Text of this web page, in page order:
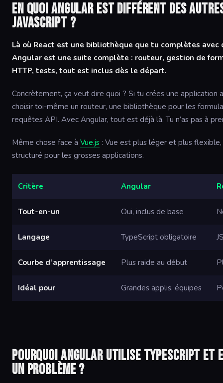
En quoi Angular est différent des
JavaScript ?
Là où React est une bibliothèque que tu complètes avec
Angular est une suite complète : routeur, gestion de
HTTP, tests, tout est inclus dès le départ.
Concrètement, ça veut dire quoi ? Si tu crées une application
choisir toi-même un routeur, une bibliothèque pour les
requêtes API. Avec Angular, tout est déjà là. Tu n’as pas à
Même chose face à Vue.js : Vue est plus léger et plus
structuré pour les grosses applications.
Critère Angular
Tout-en-un Oui, inclus de base
Langage TypeScript obligatoire
Courbe d’apprentissage Plus raide au début
Idéal pour Grandes applis, équipes
Pourquoi Angular utilise TypeScript et
un problème ?